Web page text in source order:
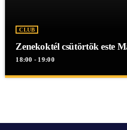
CLUB
Zenekoktél csütörtök este
18:00 - 19:00
Zenekoktél csütörtök este Marcsival